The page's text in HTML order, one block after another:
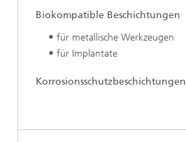
Biokompatible Beschichtungen
für metallische Werkzeugen
für Implantate
Korrosionsschutzbeschichtungen